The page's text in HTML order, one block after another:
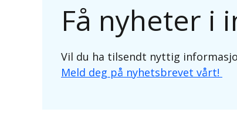
Få nyheter i
Vil du ha tilsendt nyttig
Meld deg på nyhetsbrevet vårt!